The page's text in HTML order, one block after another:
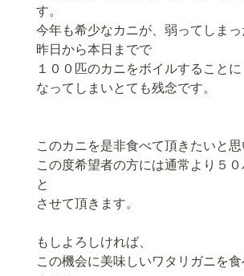
す。
今年も希少なカニが、弱ってしまっ
昨日から本日までで
１００匹のカニをボイルすることに
なってしまいとても残念です。
このカニを是非食べて頂きたいと思
この度希望者の方には通常より５
と
させて頂きます。
もしよろしければ、
この機会に美味しいワタリガニを